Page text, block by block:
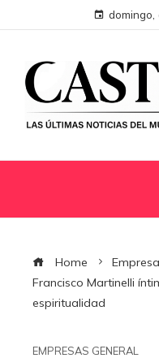
Home
Francisco Martinelli
espiritualidad
EMPRESAS GENERAL